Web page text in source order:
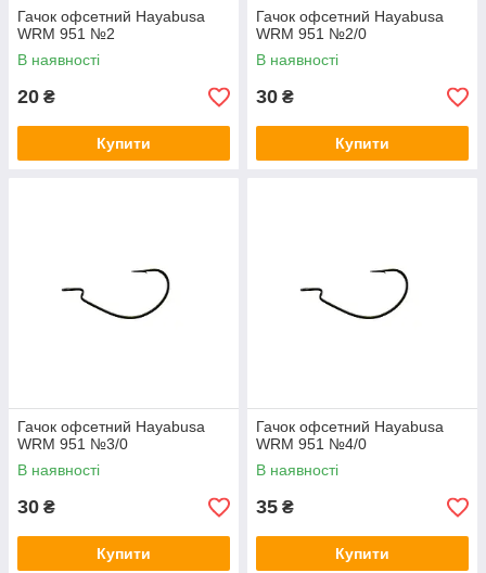
Гачок офсетний Hayabusa
WRM 951 №2
В наявності
20 ₴
Купити
Гачок офсетний Hayabusa
WRM 951 №2/0
В наявності
30 ₴
Купити
Гачок офсетний Hayabusa
WRM 951 №3/0
В наявності
30 ₴
Купити
Гачок офсетний Hayabusa
WRM 951 №4/0
В наявності
35 ₴
Купити